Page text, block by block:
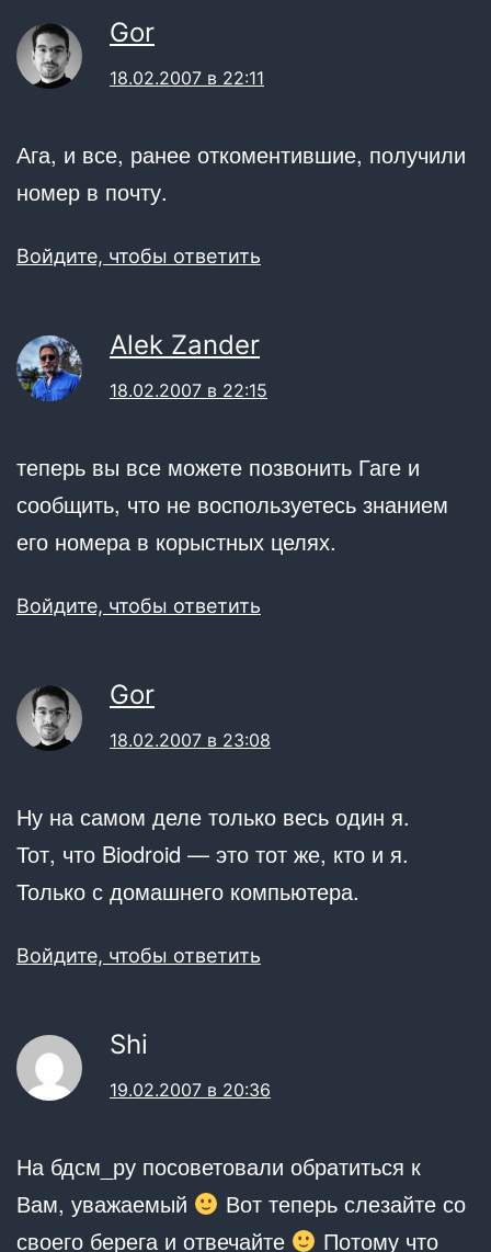
Gor
18.02.2007 в 22:11
Ага, и все, ранее откоментившие, получили
номер в почту.
Войдите, чтобы ответить
Alek Zander
18.02.2007 в 22:15
теперь вы все можете позвонить Гаге и
сообщить, что не воспользуетесь знанием
его номера в корыстных целях.
Войдите, чтобы ответить
Gor
18.02.2007 в 23:08
Ну на самом деле только весь один я.
Тот, что Biodroid — это тот же, кто и я.
Только с домашнего компьютера.
Войдите, чтобы ответить
Shi
19.02.2007 в 20:36
На бдсм_ру посоветовали обратиться к
Вам, уважаемый
Вот теперь слезайте со
своего берега и отвечайте
Потому что